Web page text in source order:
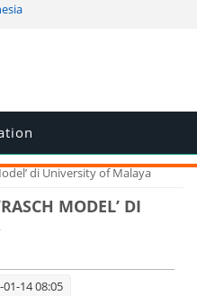
di University of Malaya
MODEL’ DI
14 08:05